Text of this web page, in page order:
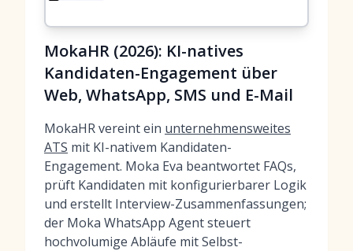
MokaHR (2026): KI-natives
Kandidaten-Engagement über
Web, WhatsApp, SMS und E-Mail
MokaHR vereint ein unternehmensweites
ATS mit KI-nativem Kandidaten-
Engagement. Moka Eva beantwortet FAQs,
prüft Kandidaten mit konfigurierbarer Logik
und erstellt Interview-Zusammenfassungen;
der Moka WhatsApp Agent steuert
hochvolumige Abläufe mit Selbst-